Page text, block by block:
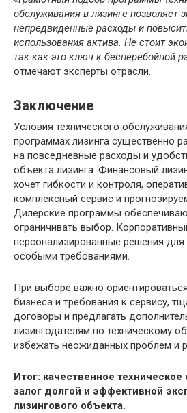
обслуживания в лизинге позволяет
непредвиденные расходы и
использования актива. Не стоит
так как это ключ к бесперебойной
отмечают эксперты отрасли.
Заключение
Условия технического
программах лизинга существенно
на повседневные расходы и
объекта лизинга. Финансовый
хочет гибкости и контроля,
комплексный сервис и
Дилерские программы
ограничивать выбор.
персонализированные решения для
особыми требованиями.
При выборе важно
бизнеса и требования к сервису,
договоры и предлагать
лизингодателям по техническому
избежать неожиданных проблем и
Итог: качественное
залог долгой и эффективной
лизингового объекта.